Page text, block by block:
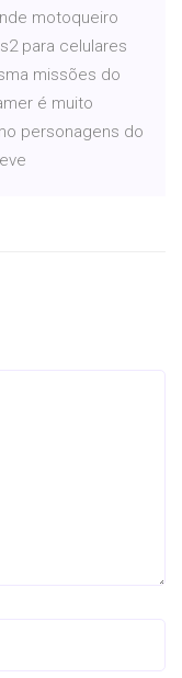
motoqueiro
para celulares
missões do
é muito
personagens do